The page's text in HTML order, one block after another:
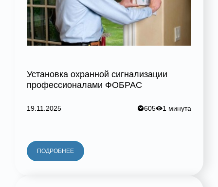
Установка охранной сигнализации
профессионалами ФОБРАС
19.11.2025 605 1 минута
ПОДРОБНЕЕ